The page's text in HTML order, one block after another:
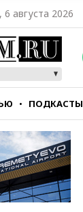
6 августа 2026
ПОДКАСТЫ
ТЕСТЫ